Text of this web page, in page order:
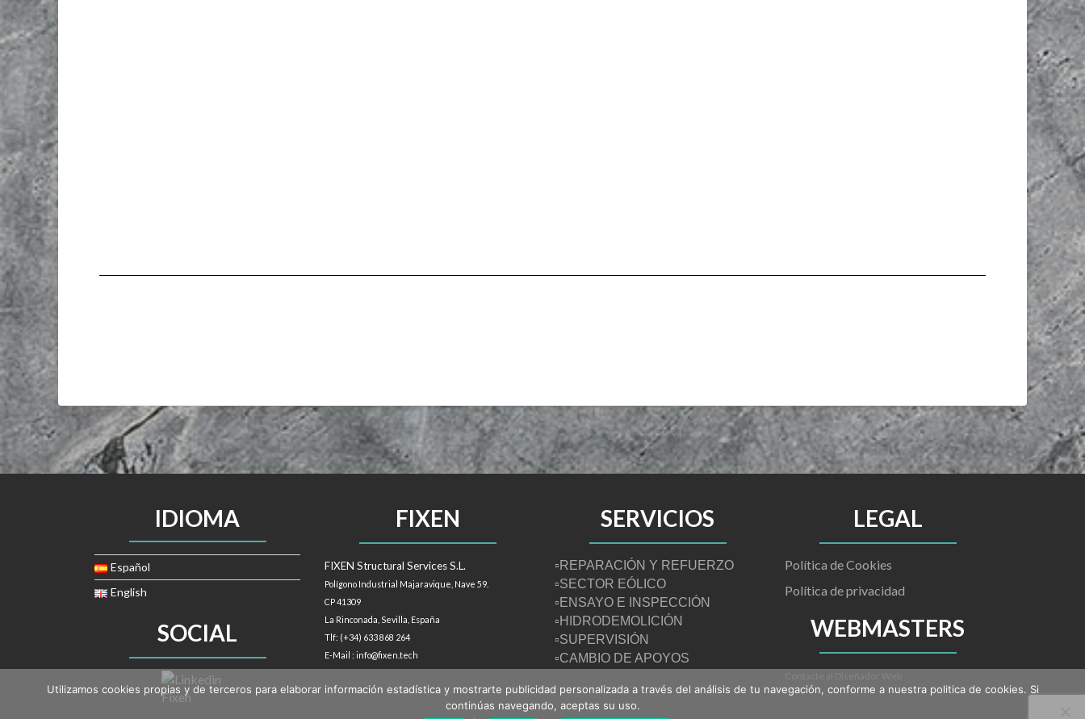
IDIOMA
Español
English
SOCIAL
FIXEN
FIXEN Structural Services S.L.
Polígono Industrial Majaravique, Nave 59.
CP 41309
La Rinconada, Sevilla, España
Tlf: (+34) 633 868 264
E-Mail : info@fixen.tech
SERVICIOS
▫REPARACIÓN Y REFUERZO
▫SECTOR EÓLICO
▫ENSAYO E INSPECCIÓN
▫HIDRODEMOLICIÓN
▫SUPERVISIÓN
▫CAMBIO DE APOYOS
LEGAL
Política de Cookies
Política de privacidad
WEBMASTERS
Utilizamos cookies propias y de terceros para elaborar información estadística y mostrarte publicidad personalizada a través del análisis de tu navegación, conforme a nuestra politica de cookies. Si
continúas navegando, aceptas su uso.